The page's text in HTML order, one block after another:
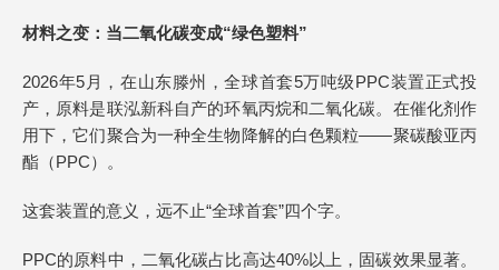
材料之变：当二氧化碳变成“绿色塑料”
2026年5月，在山东滕州，全球首套5万吨级PPC装置正式投
产，原料是联泓新科自产的环氧丙烷和二氧化碳。在催化剂作
用下，它们聚合为一种全生物降解的白色颗粒——聚碳酸亚丙
酯（PPC）。
这套装置的意义，远不止“全球首套”四个字。
PPC的原料中，二氧化碳占比高达40%以上，固碳效果显著。